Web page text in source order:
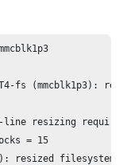
fs (mmcblk1p3):
line resizing
= 15
resized filesystem